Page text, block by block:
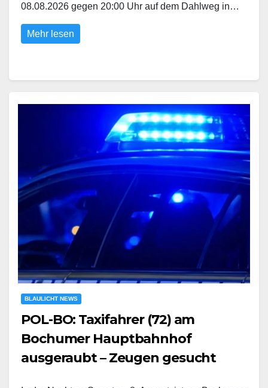
08.08.2026 gegen 20:00 Uhr auf dem Dahlweg in…
Mehr lesen
BLAULICHT NEWS
POL-BO: Taxifahrer (72) am
Bochumer Hauptbahnhof
ausgeraubt – Zeugen gesucht